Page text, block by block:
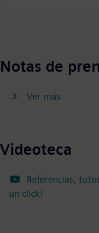
Notas de
Ver más
Videoteca
Referencias,
un click!